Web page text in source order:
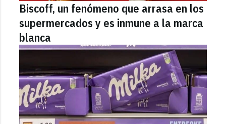
Biscoff, un fenómeno que arrasa en los
supermercados y es inmune a la marca
blanca